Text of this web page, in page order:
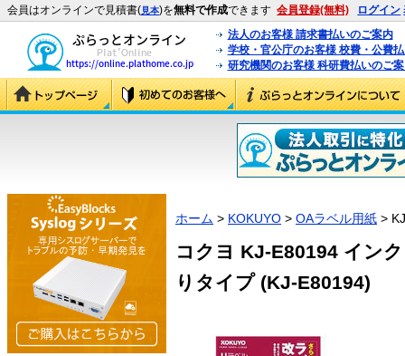
会員はオンラインで見積書(見本)を無料で作成できます 会員登録(無料) ログイン
法人のお客様 請求書払いのご案内
学校・官公庁のお客様 校費・公費
研究機関のお客様 科研費払いのご
ホーム > KOKUYO > OAラベル用紙 >
コクヨ KJ-E80194 イン
りタイプ (KJ-E80194)